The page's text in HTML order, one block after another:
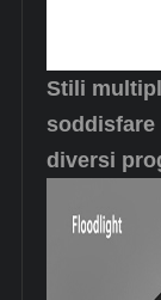
Stili
soddisfare
diversi